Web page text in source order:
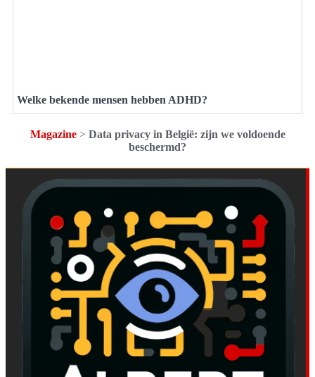
Welke bekende mensen hebben ADHD?
Magazine> Data privacy in België: zijn we voldoende
beschermd?